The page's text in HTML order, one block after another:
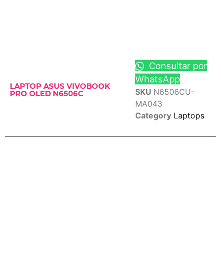
LAPTOP ASUS VIVOBOOK
PRO OLED N6506C
Consultar por
WhatsApp
SKU N6506CU-
MA043
Category Laptops